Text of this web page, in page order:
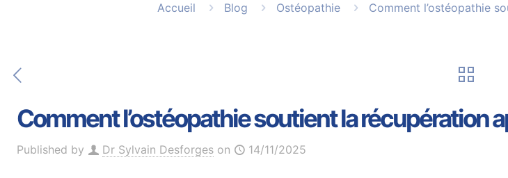
Accueil Blog Ostéopathie Comment l’ostéopathie
Comment l’ostéopathie soutient la récupération
Published by Dr Sylvain Desforges on 14/11/2025